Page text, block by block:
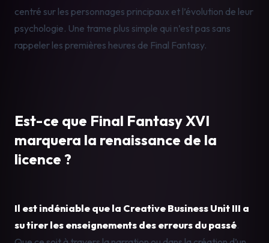
centré sur les personnages principaux et l’évolution de leur
psychologie. Une trame plus simple qui n’est pas sans
rappeler les premières heures de Final Fantasy.
Est-ce que Final Fantasy XVI
marquera la renaissance de la
licence ?
Il est indéniable que la Creative Business Unit III a
su tirer les enseignements des erreurs du passé.